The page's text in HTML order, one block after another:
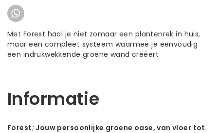
Met Forest haal je niet zomaar een plantenrek in huis,
maar een compleet systeem waarmee je eenvoudig
een indrukwekkende groene wand creëert
Informatie
Forest; Jouw persoonlijke groene oase, van vloer tot